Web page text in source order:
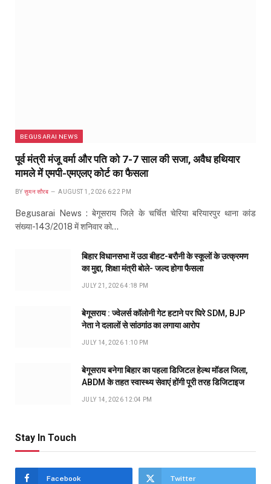
BEGUSARAI NEWS
पूर्व मंत्री मंजू वर्मा और पति को 7-7 साल की सजा, अवैध हथियार
मामले में एमपी-एमएलए कोर्ट का फैसला
BY सुमन सौरब AUGUST 1, 2026 6:22 PM
Begusarai News : बेगूसराय जिले के चर्चित चेरिया बरियारपुर थाना कांड
संख्या-143/2018 में शनिवार को…
बिहार विधानसभा में उठा बीहट-बरौनी के स्कूलों के उत्क्रमण
का मुद्दा, शिक्षा मंत्री बोले- जल्द होगा फैसला
JULY 21, 2026 4:18 PM
बेगूसराय : ज्वेलर्स कॉलोनी गेट हटाने पर घिरे SDM, BJP
नेता ने दलालों से सांठगांठ का लगाया आरोप
JULY 14, 2026 1:10 PM
बेगूसराय बनेगा बिहार का पहला डिजिटल हेल्थ मॉडल जिला,
ABDM के तहत स्वास्थ्य सेवाएं होंगी पूरी तरह डिजिटाइज
JULY 14, 2026 12:04 PM
Stay In Touch
Facebook Twitter